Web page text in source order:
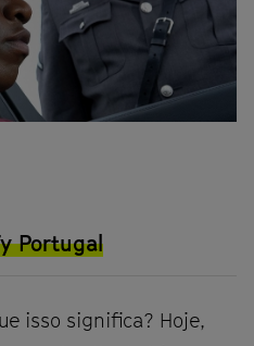
Portugal
isso significa? Hoje,